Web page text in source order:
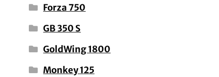
Forza 750
GB 350 S
GoldWing 1800
Monkey 125